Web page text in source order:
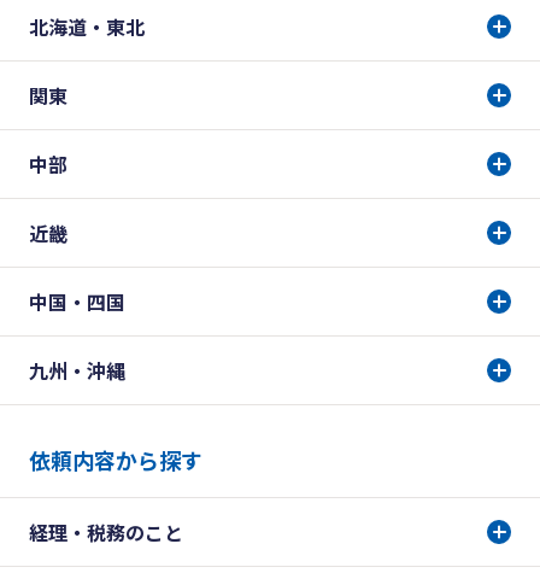
北海道・東北
関東
中部
近畿
中国・四国
九州・沖縄
依頼内容から探す
経理・税務のこと